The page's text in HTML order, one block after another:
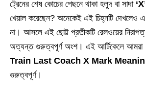
ট্রেনের শেষ কোচের পেছনে থাকা হলুদ বা সাদা
খেয়াল করেছেন? অনেকেই এই চিহ্নটি দেখলেও
না। আসলে এই ছোট্ট প্রতীকটি রেলওয়ের
অত্যন্ত গুরুত্বপূর্ণ অংশ। এই আর্টিকেলে আমরা
Train Last Coach X Mark
গুরুত্বপূর্ণ।